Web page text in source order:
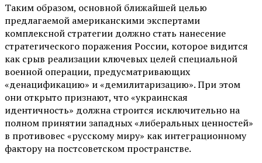
Таким образом, основной ближайшей целью
предлагаемой американскими экспертами
комплексной стратегии должно стать нанесение
стратегического поражения России, которое видится
как срыв реализации ключевых целей специальной
военной операции, предусматривающих
«денацификацию» и «демилитаризацию». При этом
они открыто признают, что «украинская
идентичность» должна строится исключительно на
полном принятии западных «либеральных ценностей»
в противовес «русскому миру» как интеграционному
фактору на постсоветском пространстве.